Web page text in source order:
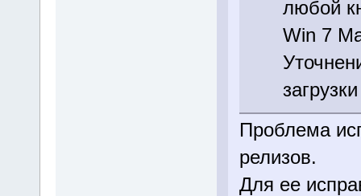
любой
Win 7
Проблема
релизов.
Для ее